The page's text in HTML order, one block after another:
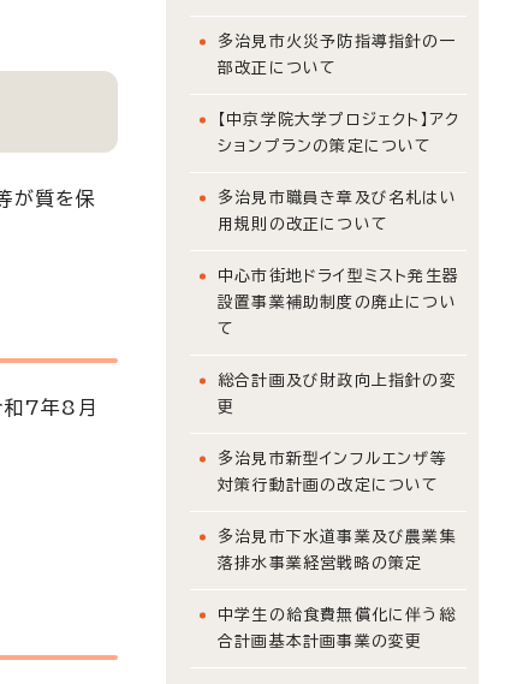
が質を保
和7年8月
多治見市火災予防指導指針の一
部改正について
【中京学院大学プロジェクト】アク
ションプランの策定について
多治見市職員き章及び名札はい
用規則の改正について
中心市街地ドライ型ミスト発生器
設置事業補助制度の廃止につい
て
総合計画及び財政向上指針の変
更
多治見市新型インフルエンザ等
対策行動計画の改定について
多治見市下水道事業及び農業集
落排水事業経営戦略の策定
中学生の給食費無償化に伴う総
合計画基本計画事業の変更